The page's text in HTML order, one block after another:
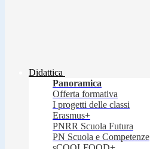
Didattica
Panoramica
Offerta formativa
I progetti delle classi
Erasmus+
PNRR Scuola Futura
PN Scuola e Competenze